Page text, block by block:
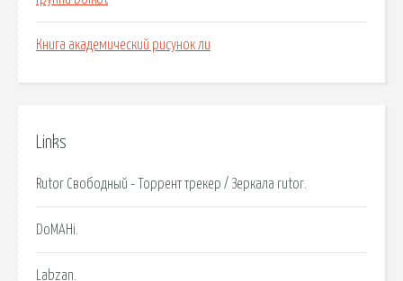
Книга академический рисунок ли
Links
Rutor Свободный - Торрент трекер / Зеркала rutor.
DoMAHi.
Labzan.